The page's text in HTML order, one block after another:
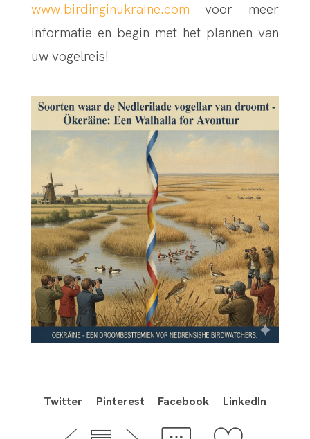
www.birdinginukraine.com voor meer
informatie en begin met het plannen van
uw vogelreis!
Twitter Pinterest Facebook LinkedIn